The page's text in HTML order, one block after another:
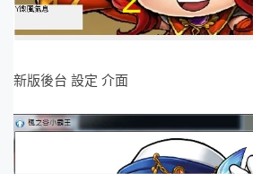
新版後台 設定 介面